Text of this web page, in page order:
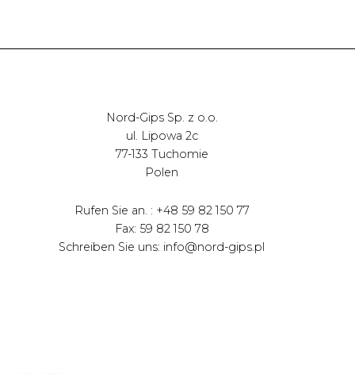
Nord-Gips Sp. z o.o.
ul. Lipowa 2c
77-133 Tuchomie
Polen
Rufen Sie an. : +48 59 82 150 77
Fax: 59 82 150 78
Schreiben Sie uns: info@nord-gips.pl